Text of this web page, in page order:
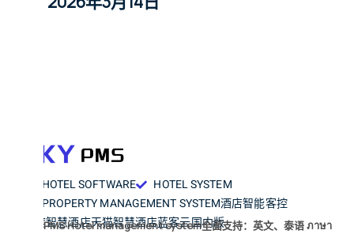
HOTEL SOFTWARE
HOTEL SYSTEM
PROPERTY MANAGEMENT SYSTEM酒店智能客控
小度智慧酒店天猫智慧酒店蓝客云国内版
LKYPMS Hotel management system全面支持：英文、泰语 ภาษา